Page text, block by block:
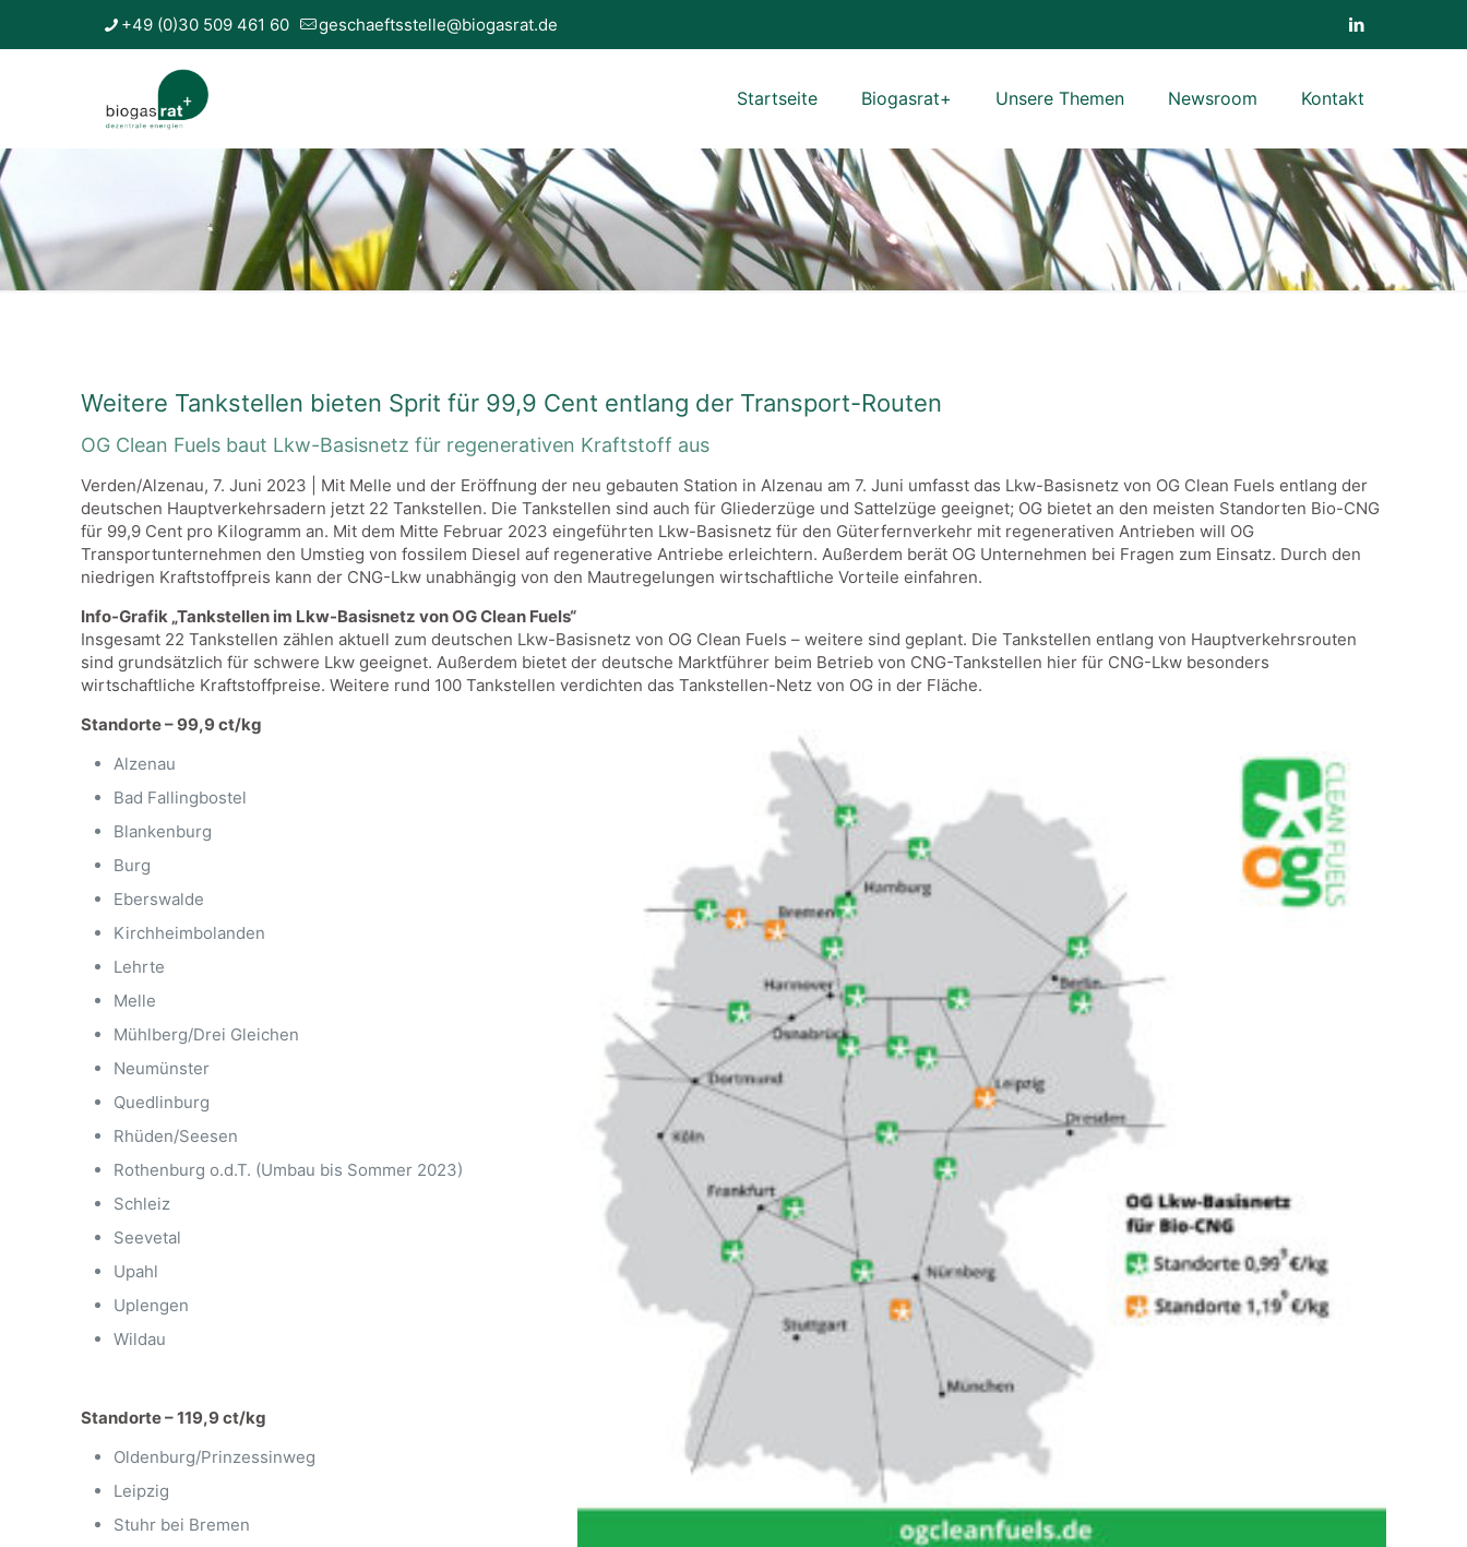
+49 (0)30 509 461 60 geschaeftsstelle@biogasrat.de
Startseite Biogasrat+ Unsere Themen Newsroom Kontakt
Weitere Tankstellen bieten Sprit für 99,9 Cent entlang der Transport-Routen
OG Clean Fuels baut Lkw-Basisnetz für regenerativen Kraftstoff aus
Verden/Alzenau, 7. Juni 2023 | Mit Melle und der Eröffnung der neu gebauten Station in Alzenau am 7. Juni umfasst das Lkw-Basisnetz von OG Clean Fuels entlang der
deutschen Hauptverkehrsadern jetzt 22 Tankstellen. Die Tankstellen sind auch für Gliederzüge und Sattelzüge geeignet; OG bietet an den meisten Standorten Bio-CNG
für 99,9 Cent pro Kilogramm an. Mit dem Mitte Februar 2023 eingeführten Lkw-Basisnetz für den Güterfernverkehr mit regenerativen Antrieben will OG
Transportunternehmen den Umstieg von fossilem Diesel auf regenerative Antriebe erleichtern. Außerdem berät OG Unternehmen bei Fragen zum Einsatz. Durch den
niedrigen Kraftstoffpreis kann der CNG-Lkw unabhängig von den Mautregelungen wirtschaftliche Vorteile einfahren.
Info-Grafik „Tankstellen im Lkw-Basisnetz von OG Clean Fuels“
Insgesamt 22 Tankstellen zählen aktuell zum deutschen Lkw-Basisnetz von OG Clean Fuels – weitere sind geplant. Die Tankstellen entlang von Hauptverkehrsrouten
sind grundsätzlich für schwere Lkw geeignet. Außerdem bietet der deutsche Marktführer beim Betrieb von CNG-Tankstellen hier für CNG-Lkw besonders
wirtschaftliche Kraftstoffpreise. Weitere rund 100 Tankstellen verdichten das Tankstellen-Netz von OG in der Fläche.
Standorte – 99,9 ct/kg
Alzenau
Bad Fallingbostel
Blankenburg
Burg
Eberswalde
Kirchheimbolanden
Lehrte
Melle
Mühlberg/Drei Gleichen
Neumünster
Quedlinburg
Rhüden/Seesen
Rothenburg o.d.T. (Umbau bis Sommer 2023)
Schleiz
Seevetal
Upahl
Uplengen
Wildau
Standorte – 119,9 ct/kg
Oldenburg/Prinzessinweg
Leipzig
Stuhr bei Bremen